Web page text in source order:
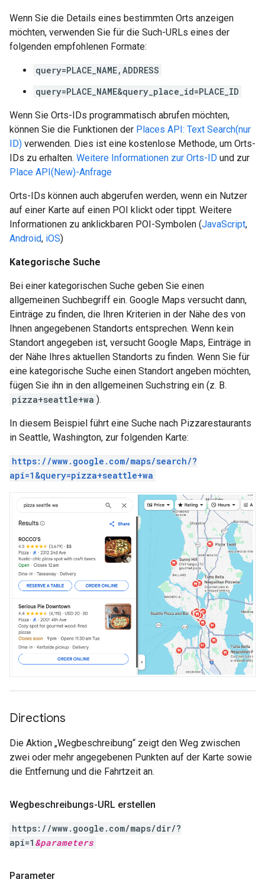
Wenn Sie die Details eines bestimmten Orts anzeigen
möchten, verwenden Sie für die Such-URLs eines der
folgenden empfohlenen Formate:
query=PLACE_NAME,ADDRESS
query=PLACE_NAME&query_place_id=PLACE_ID
Wenn Sie Orts-IDs programmatisch abrufen möchten,
können Sie die Funktionen der Places API: Text Search(nur
ID) verwenden. Dies ist eine kostenlose Methode, um Orts-
IDs zu erhalten. Weitere Informationen zur Orts-ID und zur
Place API(New)-Anfrage
Orts-IDs können auch abgerufen werden, wenn ein Nutzer
auf einer Karte auf einen POI klickt oder tippt. Weitere
Informationen zu anklickbaren POI-Symbolen (JavaScript,
Android, iOS)
Kategorische Suche
Bei einer kategorischen Suche geben Sie einen
allgemeinen Suchbegriff ein. Google Maps versucht dann,
Einträge zu finden, die Ihren Kriterien in der Nähe des von
Ihnen angegebenen Standorts entsprechen. Wenn kein
Standort angegeben ist, versucht Google Maps, Einträge in
der Nähe Ihres aktuellen Standorts zu finden. Wenn Sie für
eine kategorische Suche einen Standort angeben möchten,
fügen Sie ihn in den allgemeinen Suchstring ein (z. B.
pizza+seattle+wa ).
In diesem Beispiel führt eine Suche nach Pizzarestaurants
in Seattle, Washington, zur folgenden Karte:
https://www.google.com/maps/search/?
api=1&query=pizza+seattle+wa
Directions
Die Aktion „Wegbeschreibung“ zeigt den Weg zwischen
zwei oder mehr angegebenen Punkten auf der Karte sowie
die Entfernung und die Fahrtzeit an.
Wegbeschreibungs-URL erstellen
https://www.google.com/maps/dir/?
api=1 &parameters
Parameter